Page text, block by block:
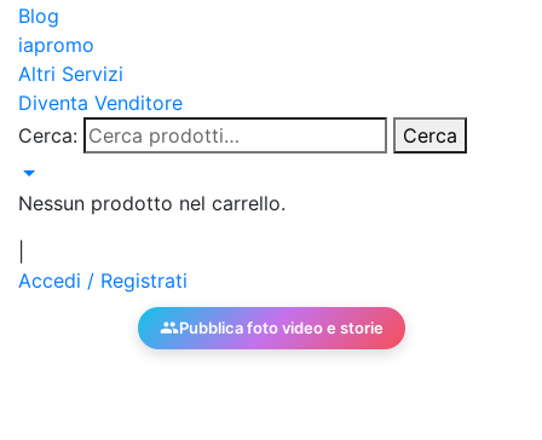
Blog
iapromo
Altri Servizi
Diventa Venditore
Cerca:
Cerca
Nessun prodotto nel carrello.
Accedi / Registrati
Pubblica foto video e storie